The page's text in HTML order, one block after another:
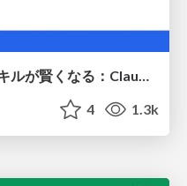
修正PRを食べてレビュースキルが賢くなる：Claude Codeによる自己改善サイクル
4 1.3k